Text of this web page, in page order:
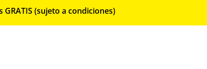
(sujeto a condiciones)